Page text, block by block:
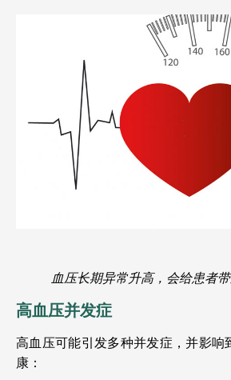
血压长期异常升高，会给患者带
高血压并发症
高血压可能引发多种并发症，并影响
康：